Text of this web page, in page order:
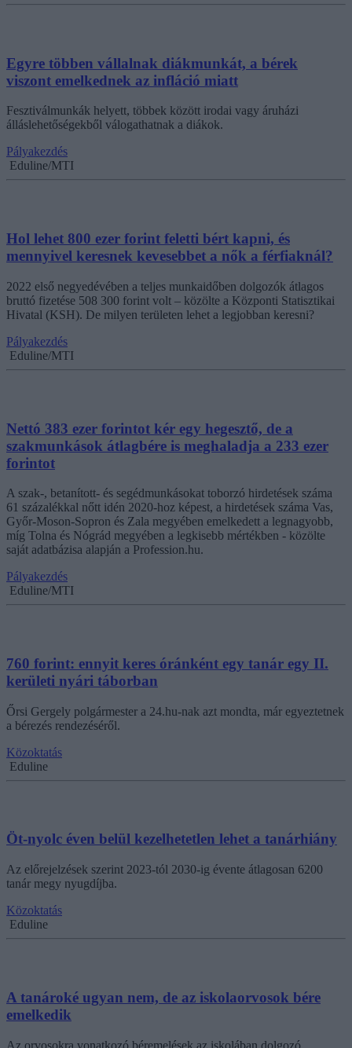
Egyre többen vállalnak diákmunkát, a bérek
viszont emelkednek az infláció miatt
Fesztiválmunkák helyett, többek között irodai vagy áruházi
álláslehetőségekből válogathatnak a diákok.
Pályakezdés
Eduline/MTI
Hol lehet 800 ezer forint feletti bért kapni, és
mennyivel keresnek kevesebbet a nők a férfiaknál?
2022 első negyedévében a teljes munkaidőben dolgozók átlagos
bruttó fizetése 508 300 forint volt – közölte a Központi Statisztikai
Hivatal (KSH). De milyen területen lehet a legjobban keresni?
Pályakezdés
Eduline/MTI
Nettó 383 ezer forintot kér egy hegesztő, de a
szakmunkások átlagbére is meghaladja a 233 ezer
forintot
A szak-, betanított- és segédmunkásokat toborzó hirdetések száma
61 százalékkal nőtt idén 2020-hoz képest, a hirdetések száma Vas,
Győr-Moson-Sopron és Zala megyében emelkedett a legnagyobb,
míg Tolna és Nógrád megyében a legkisebb mértékben - közölte
saját adatbázisa alapján a Profession.hu.
Pályakezdés
Eduline/MTI
760 forint: ennyit keres óránként egy tanár egy II.
kerületi nyári táborban
Őrsi Gergely polgármester a 24.hu-nak azt mondta, már egyeztetnek
a bérezés rendezéséről.
Közoktatás
Eduline
Öt-nyolc éven belül kezelhetetlen lehet a tanárhiány
Az előrejelzések szerint 2023-tól 2030-ig évente átlagosan 6200
tanár megy nyugdíjba.
Közoktatás
Eduline
A tanároké ugyan nem, de az iskolaorvosok bére
emelkedik
Az orvosokra vonatkozó béremelések az iskolában dolgozó